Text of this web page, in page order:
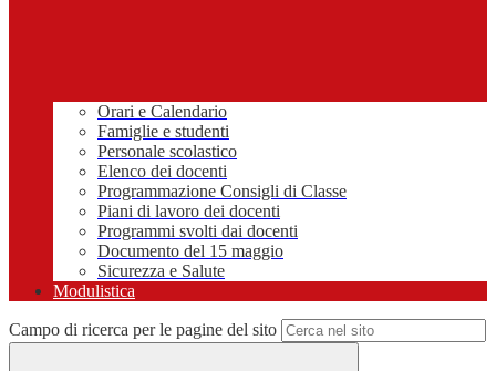
Orari e Calendario
Famiglie e studenti
Personale scolastico
Elenco dei docenti
Programmazione Consigli di Classe
Piani di lavoro dei docenti
Programmi svolti dai docenti
Documento del 15 maggio
Sicurezza e Salute
Modulistica
Campo di ricerca per le pagine del sito